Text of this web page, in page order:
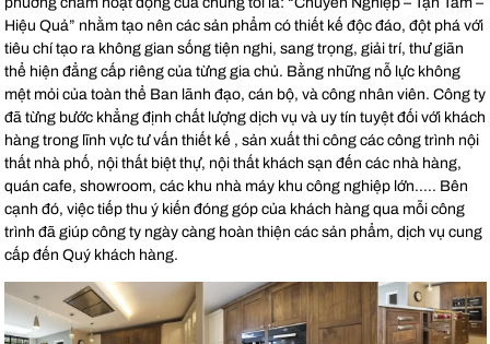
Hiệu Quả” nhằm tạo nên các sản phẩm có thiết kế độc đáo, đột phá với
tiêu chí tạo ra không gian sống tiện nghi, sang trọng, giải trí, thư giãn
thể hiện đẳng cấp riêng của từng gia chủ. Bằng những nỗ lực không
mệt mỏi của toàn thể Ban lãnh đạo, cán bộ, và công nhân viên. Công ty
đã từng bước khẳng định chất lượng dịch vụ và uy tín tuyệt đối với khách
hàng trong lĩnh vực tư vấn thiết kế , sản xuất thi công các công trình nội
thất nhà phố, nội thất biệt thự, nội thất khách sạn đến các nhà hàng,
quán cafe, showroom, các khu nhà máy khu công nghiệp lớn….. Bên
cạnh đó, việc tiếp thu ý kiến đóng góp của khách hàng qua mỗi công
trình đã giúp công ty ngày càng hoàn thiện các sản phẩm, dịch vụ cung
cấp đến Quý khách hàng.